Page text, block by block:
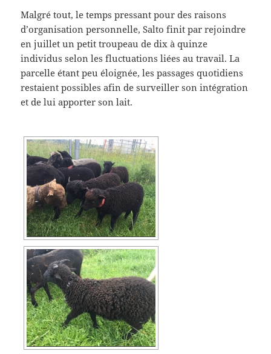
Malgré tout, le temps pressant pour des raisons
d’organisation personnelle, Salto finit par rejoindre
en juillet un petit troupeau de dix à quinze
individus selon les fluctuations liées au travail. La
parcelle étant peu éloignée, les passages quotidiens
restaient possibles afin de surveiller son intégration
et de lui apporter son lait.